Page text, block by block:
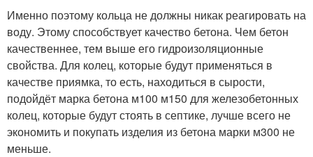
Именно поэтому кольца не должны никак реагировать на
воду. Этому способствует качество бетона. Чем бетон
качественнее, тем выше его гидроизоляционные
свойства. Для колец, которые будут применяться в
качестве приямка, то есть, находиться в сырости,
подойдёт марка бетона м100 м150 для железобетонных
колец, которые будут стоять в септике, лучше всего не
экономить и покупать изделия из бетона марки м300 не
меньше.